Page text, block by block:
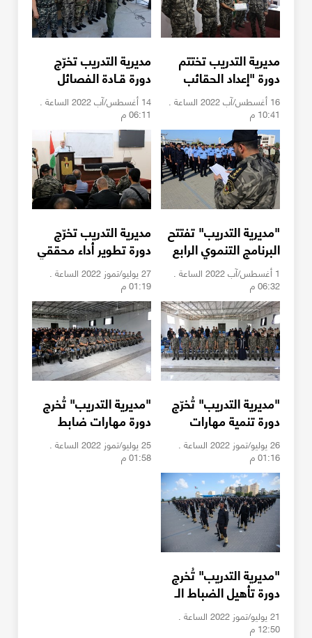
مديرية التدريب تختتم
دورة "إعداد الحقائب
التدريبية" 16 أغسطس/آب 2022 الساعة .
10:41 م
مديرية التدريب تخرّج
دورة قـادة الفصائل
الثالثة 14 أغسطس/آب 2022 الساعة .
06:11 م
"مديرية التدريب" تفتتح
البرنامج التنموي الرابع
بمشاركة 420 منتسبًا 1 أغسطس/آب 2022 الساعة .
06:32 م
مديرية التدريب تخرّج
دورة تطوير أداء محققي
الداخليـة 27 يوليو/تموز 2022 الساعة .
01:19 م
"مديرية التدريب" تُخرّج
دورة تنمية مهارات
الأمن 26 يوليو/تموز 2022 الساعة .
01:16 م
"مديرية التدريب" تُخرج
دورة مهارات ضابط
الأمن 25 يوليو/تموز 2022 الساعة .
01:58 م
"مديرية التدريب" تُخرج
دورة تأهيل الضباط الـ
38 21 يوليو/تموز 2022 الساعة .
12:50 م